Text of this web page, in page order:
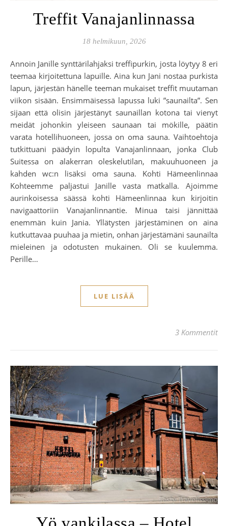
Treffit Vanajanlinnassa
18 helmikuun, 2026
Annoin Janille synttärilahjaksi treffipurkin, josta löytyy 8 eri
teemaa kirjoitettuna lapuille. Aina kun Jani nostaa purkista
lapun, järjestän hänelle teeman mukaiset treffit muutaman
viikon sisään. Ensimmäisessä lapussa luki ”saunailta”. Sen
sijaan että olisin järjestänyt saunaillan kotona tai vienyt
meidät johonkin yleiseen saunaan tai mökille, päätin
varata hotellihuoneen, jossa on oma sauna. Vaihtoehtoja
tutkittuani päädyin lopulta Vanajanlinnaan, jonka Club
Suitessa on alakerran oleskelutilan, makuuhuoneen ja
kahden wc:n lisäksi oma sauna. Kohti Hämeenlinnaa
Kohteemme paljastui Janille vasta matkalla. Ajoimme
aurinkoisessa säässä kohti Hämeenlinnaa kun kirjoitin
navigaattoriin Vanajanlinnantie. Minua taisi jännittää
enemmän kuin Jania. Yllätysten järjestäminen on aina
kutkuttavaa puuhaa ja mietin, onhan järjestämäni saunailta
mieleinen ja odotusten mukainen. Oli se kuulemma.
Perille…
LUE LISÄÄ
3 Kommentit